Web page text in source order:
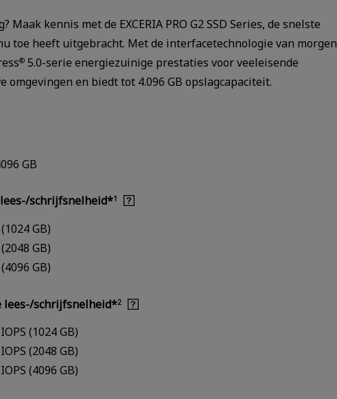
Maak kennis met de EXCERIA PRO G2 SSD Series, de snelste
toe heeft uitgebracht. Met de interfacetechnologie van morgen
® 5.0-serie energiezuinige prestaties voor veeleisende
omgevingen en biedt tot 4.096 GB opslagcapaciteit.
GB
schrijfsnelheid*1
GB)
GB)
GB)
lees-/schrijfsnelheid*2
(1024 GB)
(2048 GB)
(4096 GB)